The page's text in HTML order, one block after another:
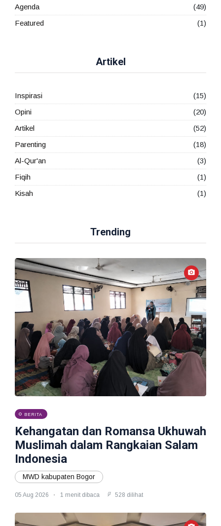
Agenda
(49)
Featured
(1)
Artikel
Inspirasi
(15)
Opini
(20)
Artikel
(52)
Parenting
(18)
Al-Qur'an
(3)
Fiqih
(1)
Kisah
(1)
Trending
BERITA
Kehangatan dan Romansa Ukhuwah
Muslimah dalam Rangkaian Salam
Indonesia
MWD kabupaten Bogor
05 Aug 2026 1 menit dibaca 528 dilihat